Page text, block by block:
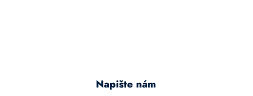
Napište nám